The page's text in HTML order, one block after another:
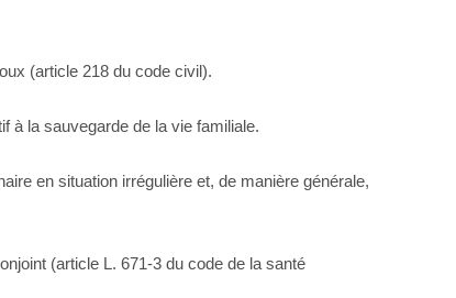
(article 218 du code civil).
à la sauvegarde de la vie familiale.
en situation irrégulière et, de manière générale,
(article L. 671-3 du code de la santé